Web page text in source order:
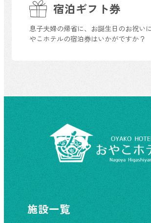
宿泊ギフト券
息子夫婦の帰省に、お誕生日のお祝い
やこホテルの宿泊券はいかがですか？
施設一覧